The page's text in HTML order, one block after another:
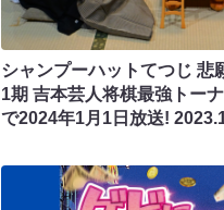
シャンプーハットてつじ 悲
1期 吉本芸人将棋最強トー
で2024年1月1日放送!